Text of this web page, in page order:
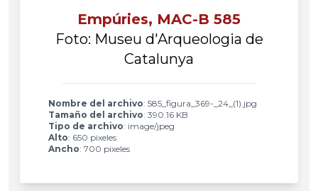
Empúries, MAC-B 585
Foto: Museu d'Arqueologia de
Catalunya
Nombre del archivo: 585_figura_369-_24_(1).jpg
Tamaño del archivo: 390.16 KB
Tipo de archivo: image/jpeg
Alto: 650 pixeles
Ancho: 700 pixeles